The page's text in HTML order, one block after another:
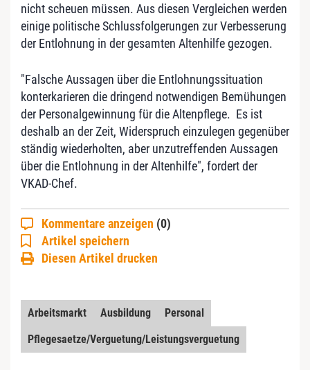
nicht scheuen müssen. Aus diesen Vergleichen werden
einige politische Schlussfolgerungen zur Verbesserung
der Entlohnung in der gesamten Altenhilfe gezogen.
"Falsche Aussagen über die Entlohnungssituation
konterkarieren die dringend notwendigen Bemühungen
der Personalgewinnung für die Altenpflege. Es ist
deshalb an der Zeit, Widerspruch einzulegen gegenüber
ständig wiederholten, aber unzutreffenden Aussagen
über die Entlohnung in der Altenhilfe", fordert der
VKAD-Chef.
Kommentare anzeigen (0)
Artikel speichern
Diesen Artikel drucken
Arbeitsmarkt Ausbildung
Personal
Pflegesaetze/Verguetung/Leistungsverguetung